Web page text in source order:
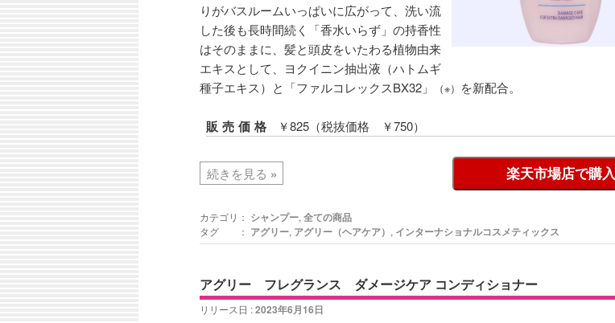
りがバスルームいっぱいに広がって、洗い流
した後も長時間続く「香水いらず」の持香性
はそのままに、髪と頭皮をいたわる植物由来
エキスとして、ヨクイニン抽出液（ハトムギ
種子エキス）と「ファルコレックスBX32」
（※） を新配合。
販売価格 ￥825（税抜価格 ￥750）
楽天市場店で購入
続きを見る »
カテゴリ： シャンプー, 全ての商品
タグ ： アグリー, アグリー（ヘアケア） , インターナショナルコスメティックス
アグリー フレグランス ダメージケア コンディショナー
リリース日 :2023年6月16日